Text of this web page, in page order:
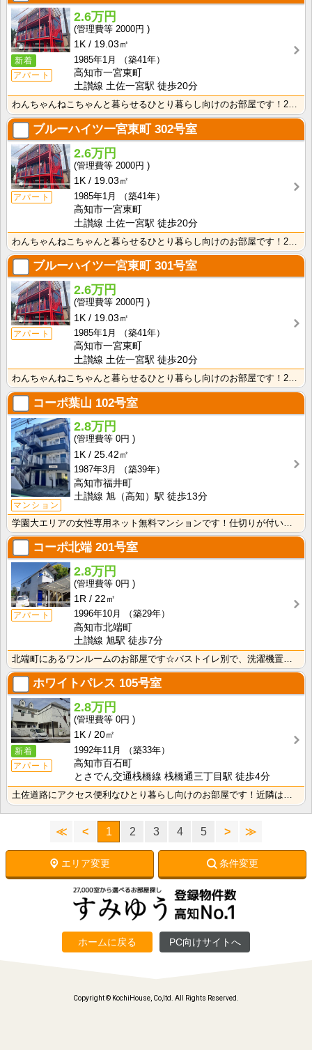
新着
アパート
2.6万円
2000円
1K
19.03㎡
1985年1月
（築41年）
高知市一宮東町
土讃線 土佐一宮駅 徒歩20分
わんちゃんねこちゃんと暮らせるひとり暮らし向けのお部屋です！2026年6月下旬、ネット無料（Wi-F･･･
ブルーハイツ一宮東町 302号室
アパート
2.6万円
2000円
1K
19.03㎡
1985年1月
（築41年）
高知市一宮東町
土讃線 土佐一宮駅 徒歩20分
ブルーハイツ一宮東町 301号室
アパート
2.6万円
2000円
1K
19.03㎡
1985年1月
（築41年）
高知市一宮東町
土讃線 土佐一宮駅 徒歩20分
コーポ葉山 102号室
マンション
2.8万円
0円
1K
25.42㎡
1987年3月
（築39年）
高知市福井町
土讃線 旭（高知）駅 徒歩13分
コーポ北端 201号室
アパート
2.8万円
0円
1R
22㎡
1996年10月
（築29年）
高知市北端町
土讃線 旭駅 徒歩7分
北端町にあるワンルームのお部屋です☆バストイレ別で、洗濯機置き場も室内です♪
ホワイトパレス 105号室
新着
アパート
2.8万円
0円
1K
20㎡
1992年11月
（築33年）
高知市百石町
とさでん交通桟橋線 桟橋通三丁目駅 徒歩4分
土佐道路にアクセス便利なひとり暮らし向けのお部屋です！近隣はスーパーやコンビニの豊富な暮らしやすいエ･･･
≪ < 1 2 3 4 5 > ≫
エリア変更 条件変更
ホームに戻る PC向けサイトへ
Copyright © KochiHouse, Co,ltd. All Rights Reserved.